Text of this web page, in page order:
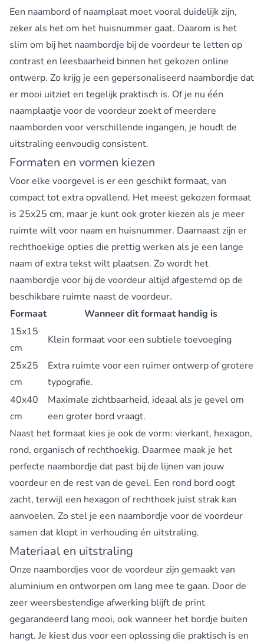
Een naambord of naamplaat moet vooral duidelijk zijn,
zeker als het om het huisnummer gaat. Daarom is het
slim om bij het naambordje bij de voordeur te letten op
contrast en leesbaarheid binnen het gekozen online
ontwerp. Zo krijg je een gepersonaliseerd naambordje dat
er mooi uitziet en tegelijk praktisch is. Of je nu één
naamplaatje voor de voordeur zoekt of meerdere
naamborden voor verschillende ingangen, je houdt de
uitstraling eenvoudig consistent.
Formaten en vormen kiezen
Voor elke voorgevel is er een geschikt formaat, van
compact tot extra opvallend. Het meest gekozen formaat
is 25x25 cm, maar je kunt ook groter kiezen als je meer
ruimte wilt voor naam en huisnummer. Daarnaast zijn er
rechthoekige opties die prettig werken als je een lange
naam of extra tekst wilt plaatsen. Zo wordt het
naambordje voor bij de voordeur altijd afgestemd op de
beschikbare ruimte naast de voordeur.
Formaat
Wanneer dit formaat handig is
15x15
cm
Klein formaat voor een subtiele toevoeging
25x25
cm
Extra ruimte voor een ruimer ontwerp of grotere
typografie.
40x40
cm
Maximale zichtbaarheid, ideaal als je gevel om
een groter bord vraagt.
Naast het formaat kies je ook de vorm: vierkant, hexagon,
rond, organisch of rechthoekig. Daarmee maak je het
perfecte naambordje dat past bij de lijnen van jouw
voordeur en de rest van de gevel. Een rond bord oogt
zacht, terwijl een hexagon of rechthoek juist strak kan
aanvoelen. Zo stel je een naambordje voor de voordeur
samen dat klopt in verhouding én uitstraling.
Materiaal en uitstraling
Onze naambordjes voor de voordeur zijn gemaakt van
aluminium en ontworpen om lang mee te gaan. Door de
zeer weersbestendige afwerking blijft de print
gegarandeerd lang mooi, ook wanneer het bordje buiten
hangt. Je kiest dus voor een oplossing die praktisch is en